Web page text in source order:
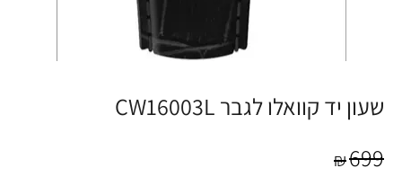
שעון יד קוואלו לגבר CW16003L
₪699